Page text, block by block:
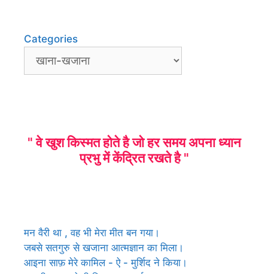
Categories
" वे खुश किस्मत होते है जो हर समय अपना ध्यान
प्रभु में केंद्रित रखते है "
मन वैरी था , वह भी मेरा मीत बन गया।
जबसे सतगुरु से खजाना आत्मज्ञान का मिला।
आइना साफ़ मेरे कामिल - ऐ - मुर्शिद ने किया।